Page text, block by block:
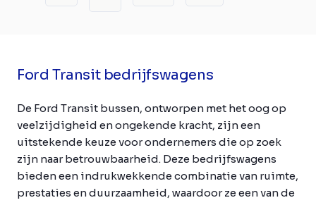
Ford Transit bedrijfswagens
De Ford Transit bussen, ontworpen met het oog op
veelzijdigheid en ongekende kracht, zijn een
uitstekende keuze voor ondernemers die op zoek
zijn naar betrouwbaarheid. Deze bedrijfswagens
bieden een indrukwekkende combinatie van ruimte,
prestaties en duurzaamheid, waardoor ze een van de